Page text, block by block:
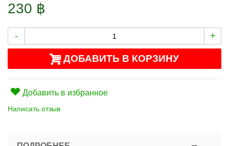
230 ฿
- +
ДОБАВИТЬ В КОРЗИНУ
Добавить в избранное
Написать отзыв